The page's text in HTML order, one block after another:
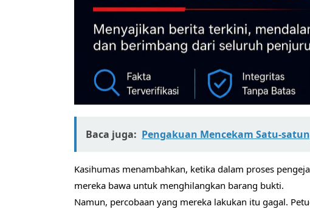
Baca juga: Pengakuan Mencekam Satu-
Kasihumas menambahkan, ketika dalam proses
mereka bawa untuk menghilangkan barang bukti.
Namun, percobaan yang mereka lakukan itu gagal.